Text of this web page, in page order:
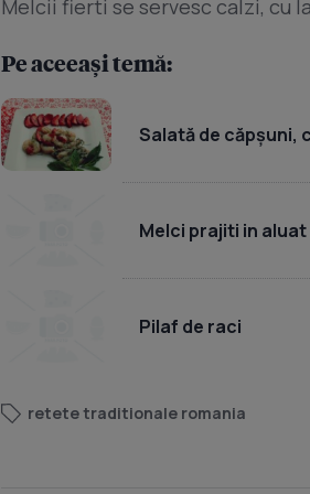
Melcii fierti se servesc calzi, cu
Pe aceeași temă:
Salată de căpșuni,
Melci prajiti in aluat
Pilaf de raci
retete traditionale romania